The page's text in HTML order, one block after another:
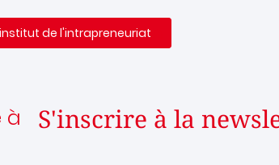
de l'intrapreneuriat
à
S'inscrire à la